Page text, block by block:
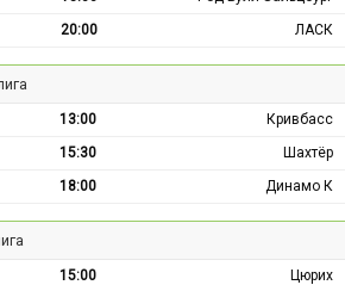
20:00 ЛАСК
13:00
Кривбасс
15:30
Шахтёр
18:00 Динамо К
15:00
Цюрих